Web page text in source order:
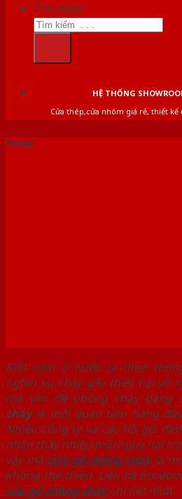
Tìm kiếm:
HỆ THỐNG
Cửa thép,cửa nhôm giá rẻ, thiết kế
Tin tức
Mỗi năm ở nước ta theo
nghìn vụ cháy gây thiệt hại về
mà vấn đề phòng cháy bằng
cháylà mối quan tâm hàng
Nhiều công ty và các hộ gia
nhận thấy nhiều mối nguy hại
vậy mà cửa gỗ chống cháy là
không thể thiếu. Liên hệ
của gỗ chống cháychi tiết nhất.